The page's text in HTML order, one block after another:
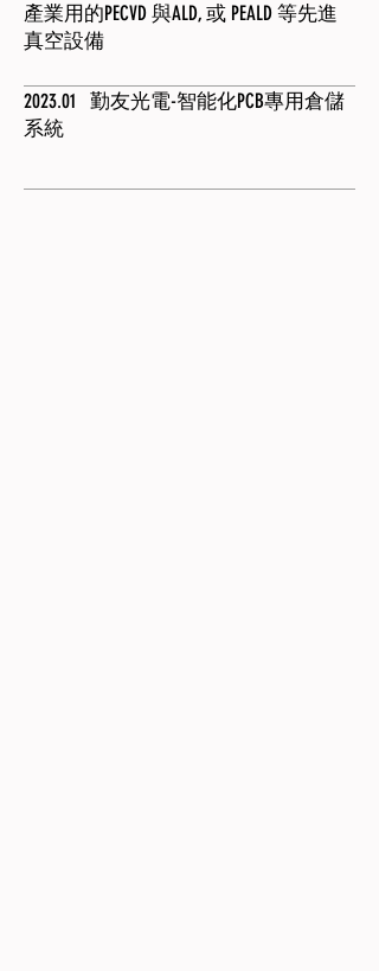
產業用的PECVD 與ALD, 或 PEALD 等先進
真空設備
2023.01 勤友光電-智能化PCB專用倉儲
系統